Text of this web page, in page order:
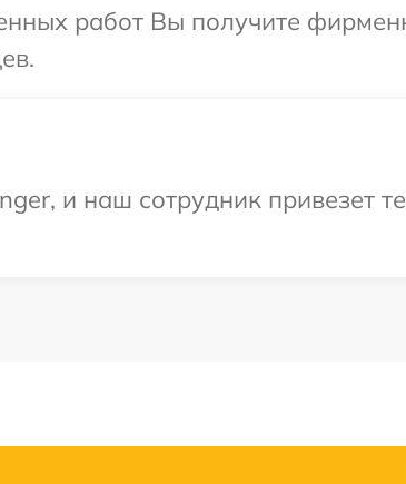
работ Вы получите
и наш сотрудник привезет